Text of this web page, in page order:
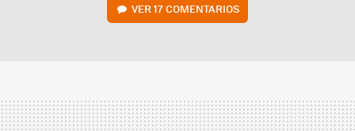
VER17 COMENTARIOS